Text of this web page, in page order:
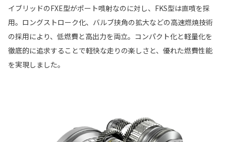
イブリッドのFXE型がポート噴射なのに対し、FKS型は直噴を採
用。ロングストローク化、バルブ挟角の拡大などの高速燃焼技術
の採用により、低燃費と高出力を両立。コンパクト化と軽量化を
徹底的に追求することで軽快な走りの楽しさと、優れた燃費性能
を実現しました。